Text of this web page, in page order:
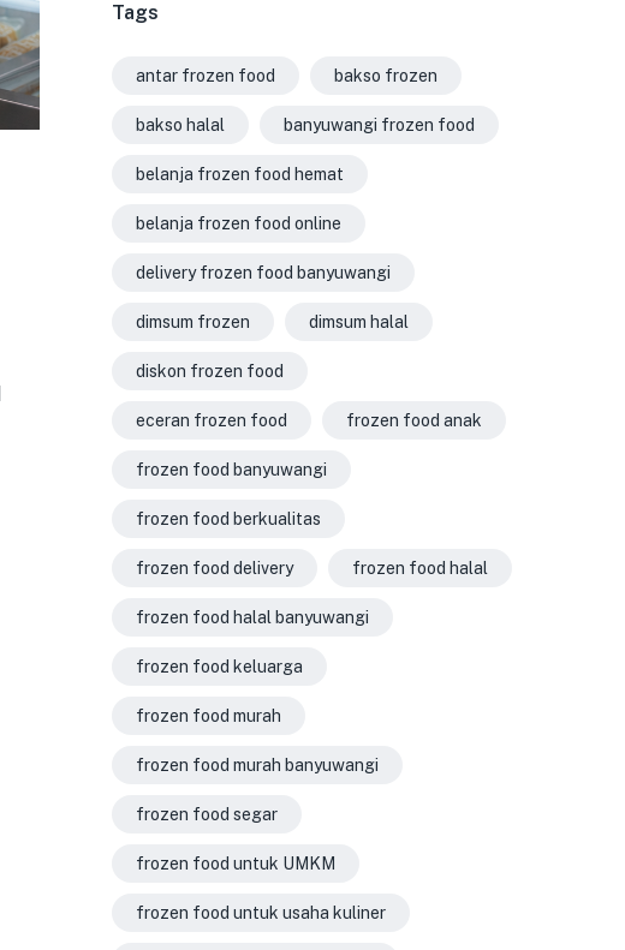
Tags
antar frozen food bakso frozen
bakso halal banyuwangi frozen food
belanja frozen food hemat
belanja frozen food online
delivery frozen food banyuwangi
dimsum frozen dimsum halal
diskon frozen food
eceran frozen food frozen food anak
frozen food banyuwangi
frozen food berkualitas
frozen food delivery frozen food halal
frozen food halal banyuwangi
frozen food keluarga
frozen food murah
frozen food murah banyuwangi
frozen food segar
frozen food untuk UMKM
frozen food untuk usaha kuliner